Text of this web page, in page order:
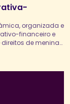
organizada e
financeiro e
de meninas
a...